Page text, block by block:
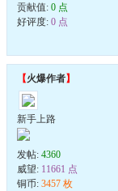
贡献值: 0 点
好评度: 0 点
【火爆作者】
新手上路
发帖: 4360
威望: 11661 点
铜币: 3457 枚